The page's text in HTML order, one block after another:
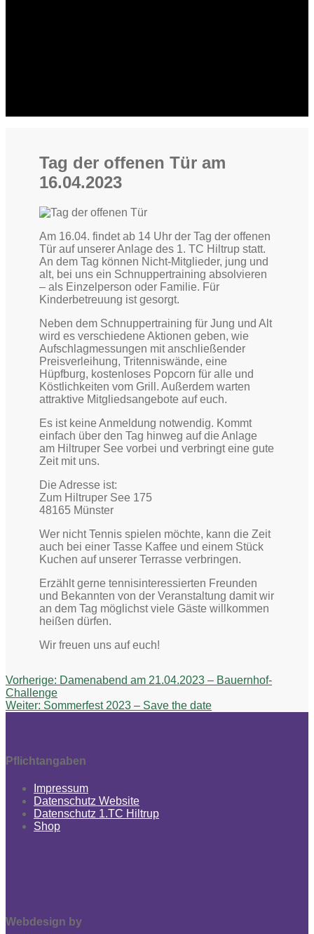
Tag der offenen Tür am
16.04.2023
Am 16.04. findet ab 14 Uhr der Tag der offenen
Tür auf unserer Anlage des 1. TC Hiltrup statt.
An dem Tag können Nicht-Mitglieder, jung und
alt, bei uns ein Schnuppertraining absolvieren
– als Einzelperson oder Familie. Für
Kinderbetreuung ist gesorgt.
Neben dem Schnuppertraining für Jung und Alt
wird es verschiedene Aktionen geben, wie
Aufschlagmessungen mit anschließender
Preisverleihung, Tritenniswände, eine
Hüpfburg, kostenloses Popcorn für alle und
Köstlichkeiten vom Grill. Außerdem warten
attraktive Mitgliedsangebote auf euch.
Es ist keine Anmeldung notwendig. Kommt
einfach über den Tag hinweg auf die Anlage
am Hiltruper See vorbei und verbringt eine gute
Zeit mit uns.
Die Adresse ist:
Zum Hiltruper See 175
48165 Münster
Wer nicht Tennis spielen möchte, kann die Zeit
auch bei einer Tasse Kaffee und einem Stück
Kuchen auf unserer Terrasse verbringen.
Erzählt gerne tennisinteressierten Freunden
und Bekannten von der Veranstaltung damit wir
an dem Tag möglichst viele Gäste willkommen
heißen dürfen.
Wir freuen uns auf euch!
Beitragsnavigation
Vorherige: Vorheriger
Damenabend am 21.04.2023 – Bauernhof-
Challenge
Weiter: Nächster
Sommerfest 2023 – Save the date
Pflichtangaben
Impressum
Datenschutz Website
Datenschutz 1.TC Hiltrup
Shop
Webdesign by